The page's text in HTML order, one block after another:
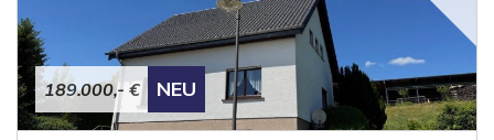
189.000,- € NEU